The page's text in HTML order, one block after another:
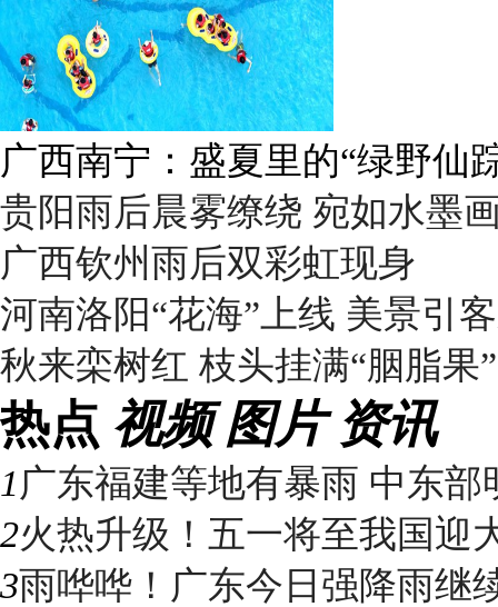
广西南宁：盛夏里的“绿野仙
贵阳雨后晨雾缭绕 宛如水墨
广西钦州雨后双彩虹现身
河南洛阳“花海”上线 美景引
秋来栾树红 枝头挂满“胭脂果”
热点 视频 图片 资讯
1 广东福建等地有暴雨 中东部
2火热升级！五一将至我国迎
3雨哗哗！广东今日强降雨继